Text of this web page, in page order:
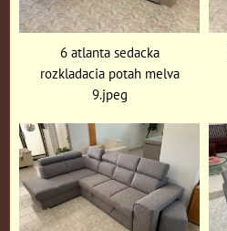
6 atlanta sedacka
rozkladacia potah melva
9.jpeg